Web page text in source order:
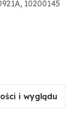
10200145
i wyglądu